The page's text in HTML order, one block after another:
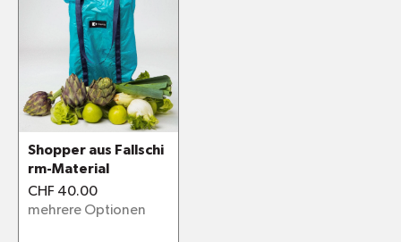
Shopper aus Fallschi
rm-Material
CHF 40.00
mehrere Optionen